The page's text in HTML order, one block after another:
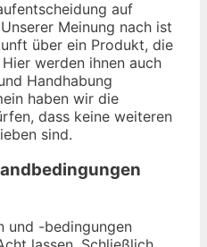
auf
Meinung nach ist
über ein Produkt, die
werden ihnen auch
Handhabung
haben wir die
dass keine weiteren
sind.
und -bedingungen